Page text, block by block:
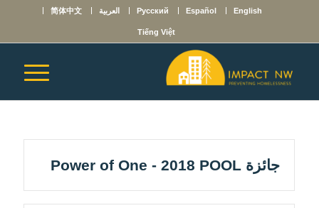
English
Español
Русский العربية 简体中文
Tiếng Việt
جائزة Power of One - 2018 POOL